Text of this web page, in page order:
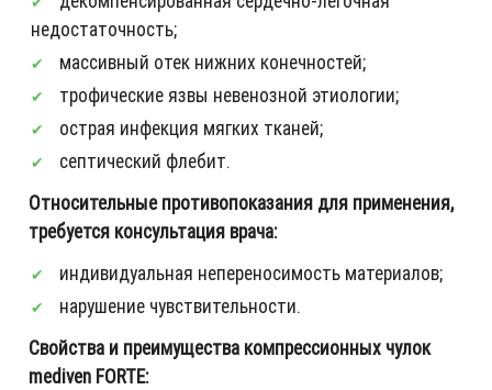
недостаточность;
массивный отек нижних конечностей;
трофические язвы невенозной этиологии;
острая инфекция мягких тканей;
септический флебит.
Относительные противопоказания для применения,
требуется консультация врача:
индивидуальная непереносимость материалов;
нарушение чувствительности.
Свойства и преимущества компрессионных чулок
mediven FORTE: